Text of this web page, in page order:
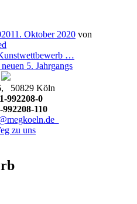
11. Oktober 2020 von
…
5. Jahrgangs
50829 Köln
992208-0
992208-110
zu uns